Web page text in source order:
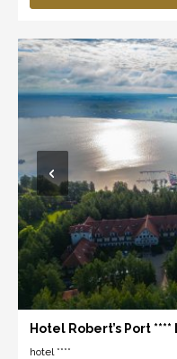
Hotel Robert’s Port
hotel ****